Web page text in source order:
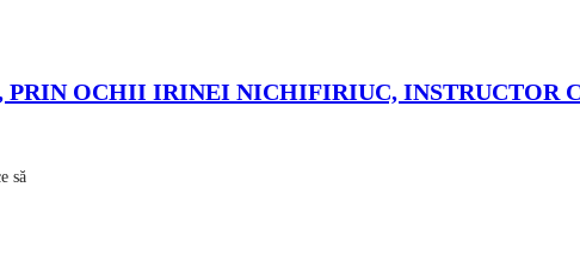
OCHII IRINEI NICHIFIRIUC, INSTRUCTOR
să